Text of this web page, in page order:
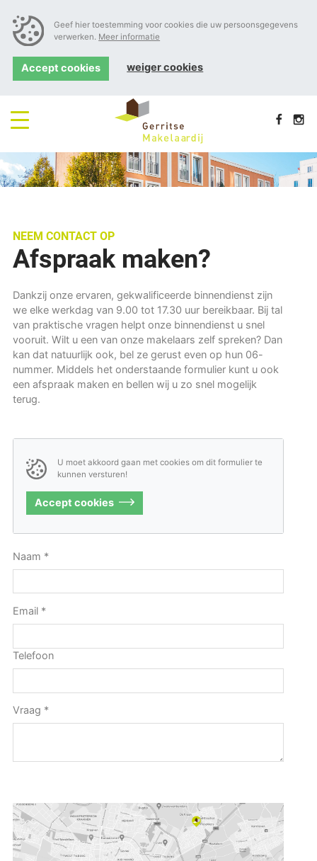
Geef hier toestemming voor cookies die uw persoonsgegevens
verwerken. Meer informatie
Accept cookies weiger cookies
NEEM CONTACT OP
Afspraak maken?
Dankzij onze ervaren, gekwalificeerde binnendienst zijn
we elke werkdag van 9.00 tot 17.30 uur bereikbaar. Bij tal
van praktische vragen helpt onze binnendienst u snel
vooruit. Wilt u een van onze makelaars zelf spreken? Dan
kan dat natuurlijk ook, bel ze gerust even op hun 06-
nummer. Middels het onderstaande formulier kunt u ook
een afspraak maken en bellen wij u zo snel mogelijk
terug.
U moet akkoord gaan met cookies om dit formulier te
kunnen versturen!
Accept cookies
Naam *
Email *
Telefoon
Vraag *